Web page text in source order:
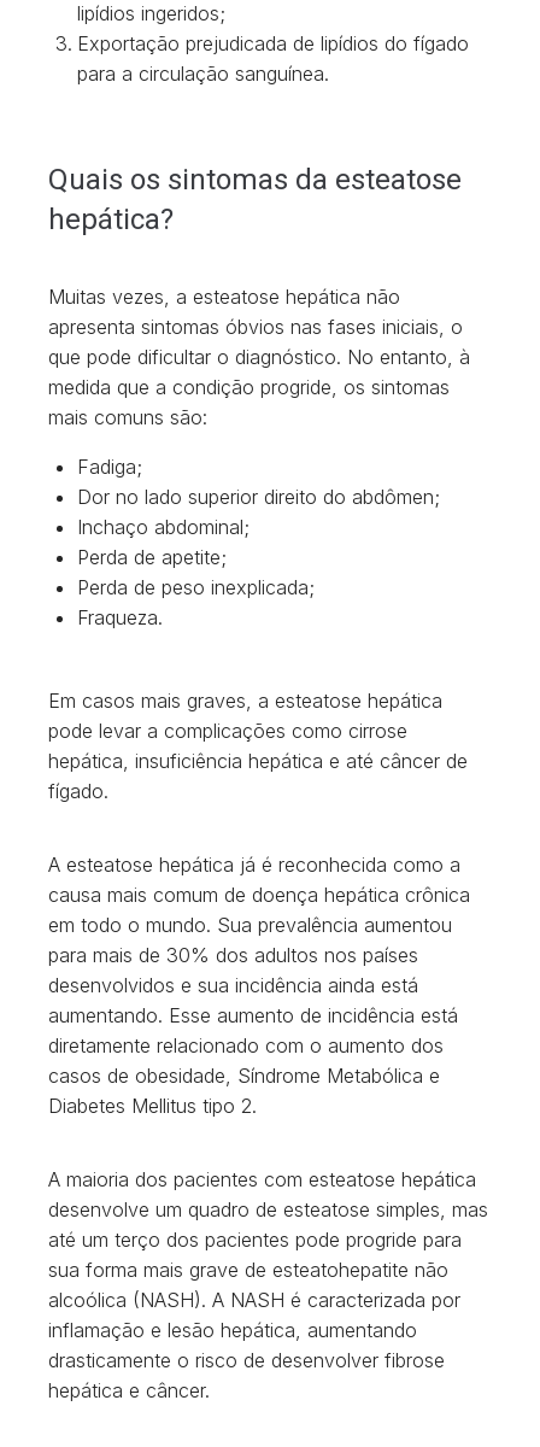
lipídios ingeridos;
Exportação prejudicada de lipídios do fígado
para a circulação sanguínea.
Quais os sintomas da esteatose
hepática?
Muitas vezes, a esteatose hepática não
apresenta sintomas óbvios nas fases iniciais, o
que pode dificultar o diagnóstico. No entanto, à
medida que a condição progride, os sintomas
mais comuns são:
Fadiga;
Dor no lado superior direito do abdômen;
Inchaço abdominal;
Perda de apetite;
Perda de peso inexplicada;
Fraqueza.
Em casos mais graves, a esteatose hepática
pode levar a complicações como cirrose
hepática, insuficiência hepática e até câncer de
fígado.
A esteatose hepática já é reconhecida como a
causa mais comum de doença hepática crônica
em todo o mundo. Sua prevalência aumentou
para mais de 30% dos adultos nos países
desenvolvidos e sua incidência ainda está
aumentando. Esse aumento de incidência está
diretamente relacionado com o aumento dos
casos de obesidade, Síndrome Metabólica e
Diabetes Mellitus tipo 2.
A maioria dos pacientes com esteatose hepática
desenvolve um quadro de esteatose simples, mas
até um terço dos pacientes pode progride para
sua forma mais grave de esteatohepatite não
alcoólica (NASH). A NASH é caracterizada por
inflamação e lesão hepática, aumentando
drasticamente o risco de desenvolver fibrose
hepática e câncer.